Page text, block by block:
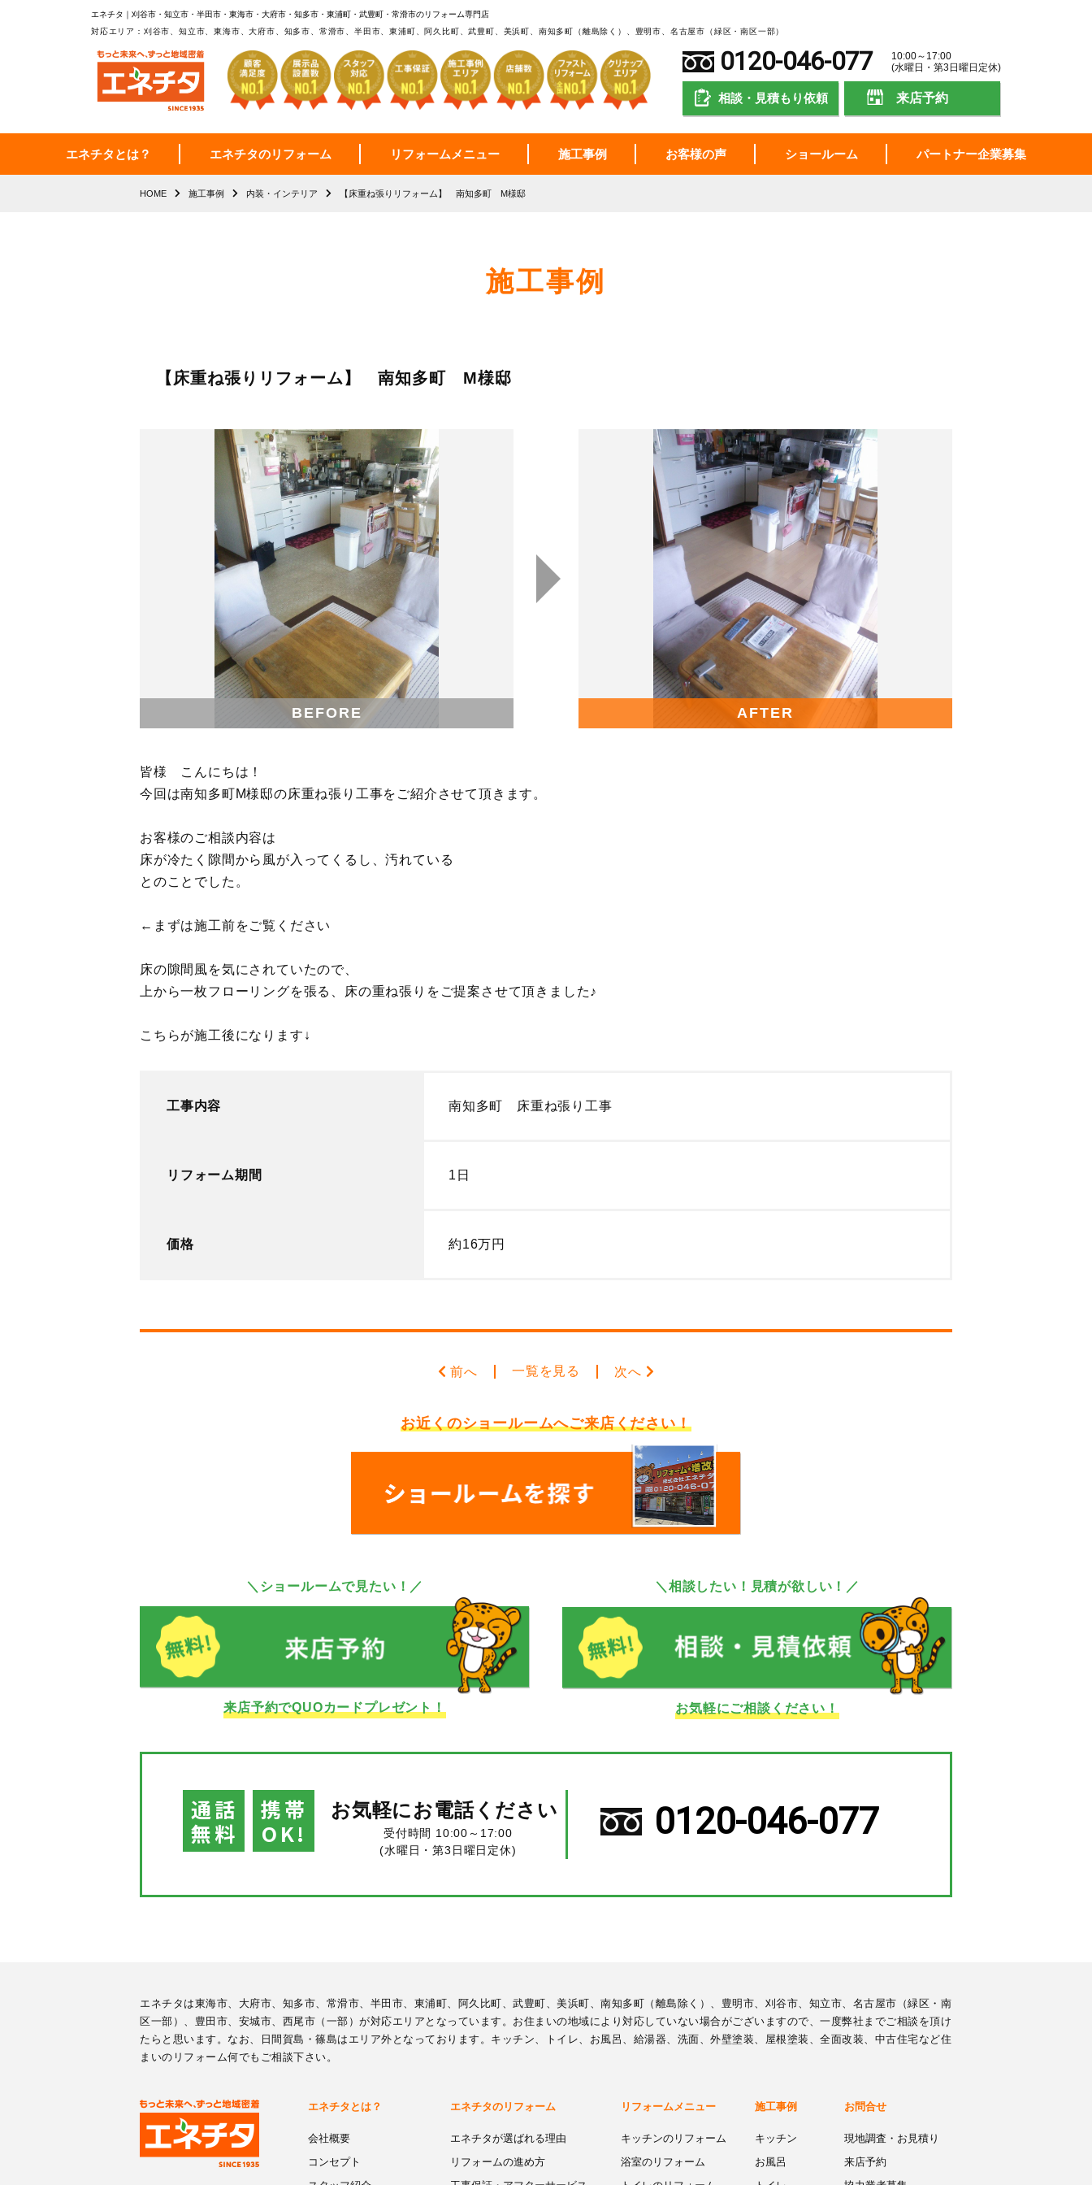
エネチタ｜刈谷市・知立市・半田市・東海市・大府市・知多市・東浦町・武豊町・常滑市のリフォーム専門店
対応エリア：刈谷市、知立市、東海市、大府市、知多市、常滑市、半田市、東浦町、阿久比町、武豊町、美浜町、南知多町（離島除く）、豊明市、名古屋市（緑区・南区一部）
0120-046-077
10:00～17:00
(水曜日・第3日曜日定休)
相談・見積もり依頼 来店予約
エネチタとは？ エネチタのリフォーム リフォームメニュー 施工事例 お客様の声 ショールーム パートナー企業募集
HOME 施工事例 内装・インテリア 【床重ね張りリフォーム】 南知多町 M様邸
施工事例
【床重ね張りリフォーム】 南知多町 M様邸
BEFORE AFTER
皆様 こんにちは！
今回は南知多町M様邸の床重ね張り工事をご紹介させて頂きます。
お客様のご相談内容は
床が冷たく隙間から風が入ってくるし、汚れている
とのことでした。
←まずは施工前をご覧ください
床の隙間風を気にされていたので、
上から一枚フローリングを張る、床の重ね張りをご提案させて頂きました♪
こちらが施工後になります↓
工事内容 南知多町 床重ね張り工事
リフォーム期間 1日
価格 約16万円
前へ 一覧を見る 次へ
お近くのショールームへご来店ください！
＼ショールームで見たい！／
来店予約でQUOカードプレゼント！
＼相談したい！見積が欲しい！／
お気軽にご相談ください！
通話
無料
携帯
OK!
お気軽にお電話ください
受付時間 10:00～17:00
(水曜日・第3日曜日定休)
0120-046-077
エネチタは東海市、大府市、知多市、常滑市、半田市、東浦町、阿久比町、武豊町、美浜町、南知多町（離島除く）、豊明市、刈谷市、知立市、名古屋市（緑区・南
区一部）、豊田市、安城市、西尾市（一部）が対応エリアとなっています。お住まいの地域により対応していない場合がございますので、一度弊社までご相談を頂け
たらと思います。なお、日間賀島・篠島はエリア外となっております。キッチン、トイレ、お風呂、給湯器、洗面、外壁塗装、屋根塗装、全面改装、中古住宅など住
まいのリフォーム何でもご相談下さい。
エネチタとは？
会社概要
コンセプト
エネチタのリフォーム
エネチタが選ばれる理由
リフォームの進め方
リフォームメニュー
キッチンのリフォーム
浴室のリフォーム
施工事例
キッチン
お風呂
お問合せ
現地調査・お見積り
来店予約